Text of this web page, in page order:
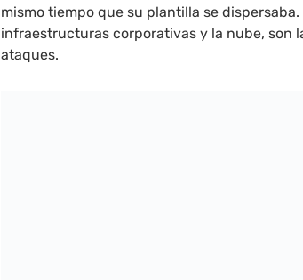
mismo tiempo que su plantilla se dispersaba.
infraestructuras corporativas y la nube, son
ataques.